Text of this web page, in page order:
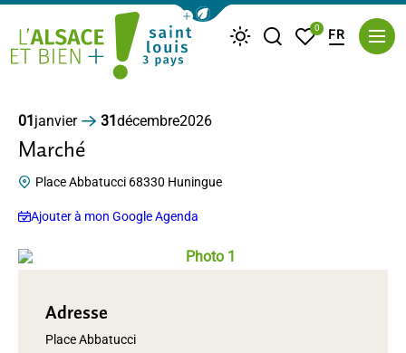
Afficher la barre de navigation du
MétéoJe recherche
Mes favoris
0 FR
01janvier 31décembre2026
Marché
Place Abbatucci 68330 Huningue
Ajouter à mon Google Agenda
Photo 1, © Innviertlerin / Pixabay
Adresse
Place Abbatucci